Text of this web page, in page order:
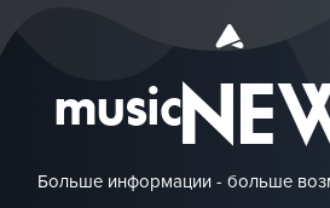
music
Больше информации - больше